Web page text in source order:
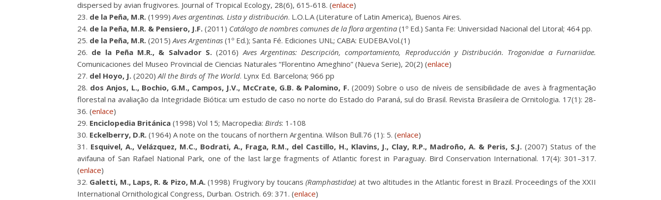
dispersed by avian frugivores. Journal of Tropical Ecology, 28(6), 615-618. (enlace)
de la Peña, M.R. (1999)Aves argentinas. Lista y distribución. L.O.L.A (Literature of Latin America), Buenos Aires.
de la Peña, M.R. & Pensiero, J.F. (2011) Catálogo de nombres comunes de la flora argentina (1º Ed.) Santa Fe: Universidad Nacional del Litoral; 464 pp.
de la Peña, M.R. (2015)Aves Argentinas (1º Ed.); Santa Fé. Ediciones UNL; CABA: EUDEBA.Vol.(1)
de la Peña M.R., & Salvador S.(2016)Aves Argentinas: Descripción, comportamiento, Reproducción y Distribución. Trogonidae a Furnariidae.
Comunicaciones del Museo Provincial de Ciencias Naturales “Florentino Ameghino” (Nueva Serie), 20(2) (enlace)
del Hoyo, J. (2020)All the Birds of The World. Lynx Ed. Barcelona; 966 pp
dos Anjos, L., Bochio, G.M., Campos, J.V., McCrate, G.B. & Palomino, F.(2009) Sobre o uso de níveis de sensibilidade de aves à fragmentação
florestal na avaliação da Integridade Biótica: um estudo de caso no norte do Estado do Paraná, sul do Brasil. Revista Brasileira de Ornitologia. 17(1): 28-
36. (enlace)
Enciclopedia Británica (1998) Vol 15; Macropedia: Birds: 1-108
Eckelberry, D.R. (1964) A note on the toucans of northern Argentina. Wilson Bull.76 (1): 5. (enlace)
Esquivel, A., Velázquez, M.C., Bodrati, A., Fraga, R.M., del Castillo, H., Klavins, J., Clay, R.P., Madroño, A. & Peris, S.J. (2007) Status of the
avifauna of San Rafael National Park, one of the last large fragments of Atlantic forest in Paraguay. Bird Conservation International. 17(4): 301–317.
(enlace)
Galetti, M., Laps, R. & Pizo, M.A.(1998) Frugivory by toucans(Ramphastidae) at two altitudes in the Atlantic forest in Brazil. Proceedings of the XXII
International Ornithological Congress, Durban. Ostrich. 69: 371. (enlace)